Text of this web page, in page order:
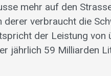
mehr auf den
verbraucht die
der Leistung von
jährlich 59 Milliarden